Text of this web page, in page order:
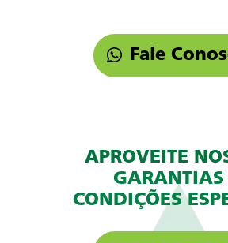
Fale
APROVEITE
GARANTIAS
CONDIÇÕES